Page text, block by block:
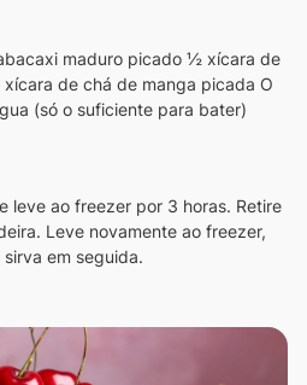
maduro picado ½ xícara de
xícara de chá de manga picada O
(só o suficiente para bater)
leve ao freezer por 3 horas. Retire
Leve novamente ao freezer,
em seguida.